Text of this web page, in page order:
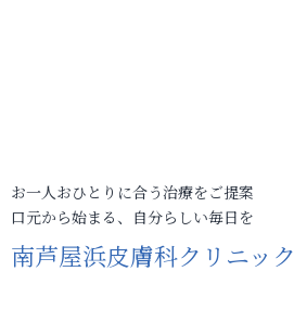
お一人おひとりに合う治療をご提案
口元から始まる、自分らしい毎日を
南芦屋浜皮膚科クリニック